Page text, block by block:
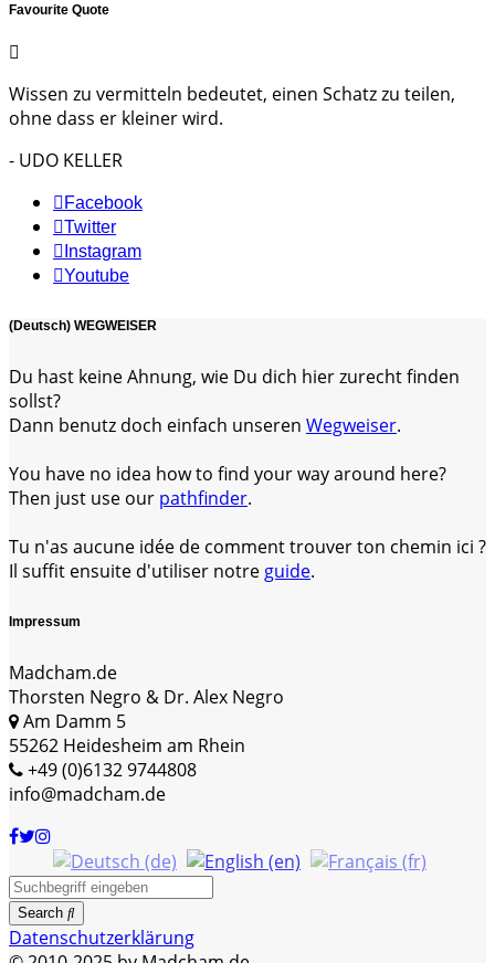
Favourite Quote
Wissen zu vermitteln bedeutet, einen Schatz zu teilen,
ohne dass er kleiner wird.
- UDO KELLER
Facebook
Twitter
Instagram
Youtube
(Deutsch) WEGWEISER
Du hast keine Ahnung, wie Du dich hier zurecht finden
sollst?
Dann benutz doch einfach unseren Wegweiser.
You have no idea how to find your way around here?
Then just use our pathfinder.
Tu n'as aucune idée de comment trouver ton chemin ici ?
Il suffit ensuite d'utiliser notre guide.
Impressum
Madcham.de
Thorsten Negro & Dr. Alex Negro
Am Damm 5
55262 Heidesheim am Rhein
+49 (0)6132 9744808
info@madcham.de
Search
Datenschutzerklärung